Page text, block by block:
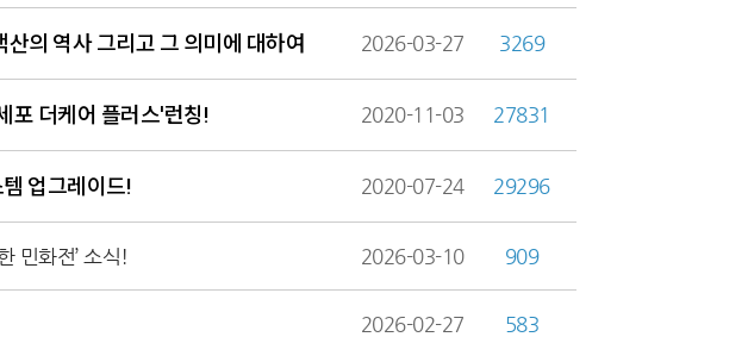
의 역사 그리고 그 의미에 대하여 2026-03-27 3269
포 더케어 플러스'런칭! 2020-11-03 27831
업그레이드! 2020-07-24 29296
민화전’ 소식! 2026-03-10 909
2026-02-27 583